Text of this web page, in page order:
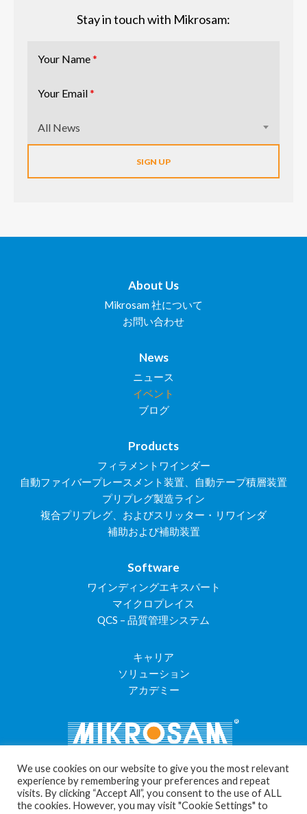
Stay in touch with Mikrosam:
Your Name*
Your Email*
All News
About Us
Mikrosam 社について
お問い合わせ
News
ニュース
イベント
ブログ
Products
フィラメントワインダー
自動ファイバープレースメント装置、自動テープ積層装置
プリプレグ製造ライン
複合プリプレグ、およびスリッター・リワインダ
補助および補助装置
Software
ワインディングエキスパート
マイクロプレイス
QCS – 品質管理システム
キャリア
ソリューション
アカデミー
Cookie Settings
We use cookies on our website to give you the most relevant
experience by remembering your preferences and repeat
visits. By clicking “Accept All”, you consent to the use of ALL
the cookies. However, you may visit "Cookie Settings" to